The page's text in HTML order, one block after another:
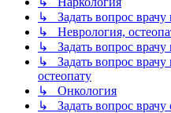
↳ Задать вопрос врачу
↳ Неврология,
↳ Задать вопрос врачу
↳ Задать вопрос врачу
остеопату
↳ Онкология
↳ Задать вопрос врачу